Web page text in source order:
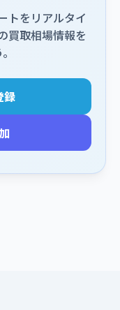
トをリアルタイ
買取相場情報を
録